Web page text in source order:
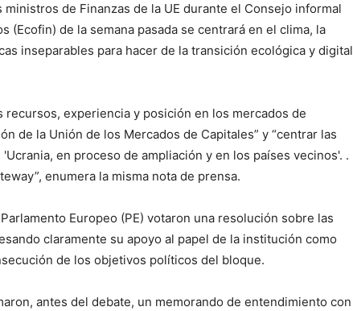
de Finanzas de la UE durante el Consejo informal
(Ecofin) de la semana pasada se centrará en el clima, la
inseparables para hacer de la transición ecológica y digital
recursos, experiencia y posición en los mercados de
de la Unión de los Mercados de Capitales” y “centrar las
en proceso de ampliación y en los países vecinos'. .
enumera la misma nota de prensa.
Europeo (PE) votaron una resolución sobre las
claramente su apoyo al papel de la institución como
de los objetivos políticos del bloque.
antes del debate, un memorando de entendimiento con